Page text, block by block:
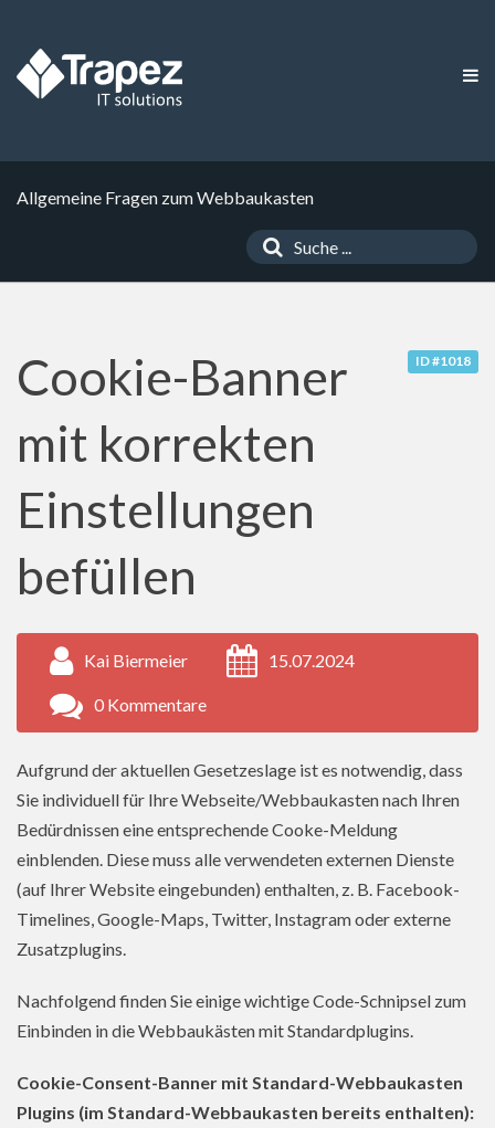
Allgemeine Fragen zum Webbaukasten
ID #1018
Cookie-Banner
mit korrekten
Einstellungen
befüllen
Kai Biermeier 15.07.2024
0 Kommentare
Aufgrund der aktuellen Gesetzeslage ist es notwendig, dass
Sie individuell für Ihre Webseite/Webbaukasten nach Ihren
Bedürdnissen eine entsprechende Cooke-Meldung
einblenden. Diese muss alle verwendeten externen Dienste
(auf Ihrer Website eingebunden) enthalten, z. B. Facebook-
Timelines, Google-Maps, Twitter, Instagram oder externe
Zusatzplugins.
Nachfolgend finden Sie einige wichtige Code-Schnipsel zum
Einbinden in die Webbaukästen mit Standardplugins.
Cookie-Consent-Banner mit Standard-Webbaukasten
Plugins (im Standard-Webbaukasten bereits enthalten):